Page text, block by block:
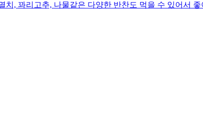
치, 꽈리고추, 나물같은 다양한 반찬도 먹을 수 있어서 좋